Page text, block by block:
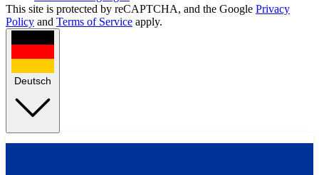
This site is protected by reCAPTCHA, and the Google Privacy
Policy and Terms of Service apply.
Deutsch